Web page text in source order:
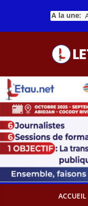
contenu
A la une:
ACCUEIL